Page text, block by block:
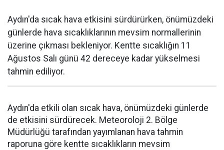
Aydın'da sıcak hava etkisini sürdürürken, önümüzdeki
günlerde hava sıcaklıklarının mevsim normallerinin
üzerine çıkması bekleniyor. Kentte sıcaklığın 11
Ağustos Salı günü 42 dereceye kadar yükselmesi
tahmin ediliyor.
Aydın'da etkili olan sıcak hava, önümüzdeki günlerde
de etkisini sürdürecek. Meteoroloji 2. Bölge
Müdürlüğü tarafından yayımlanan hava tahmin
raporuna göre kentte sıcaklıkların mevsim